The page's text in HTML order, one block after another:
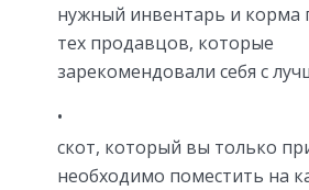
нужный инвентарь и корма
тех продавцов, которые
зарекомендовали себя с
скот, который вы только
необходимо поместить на